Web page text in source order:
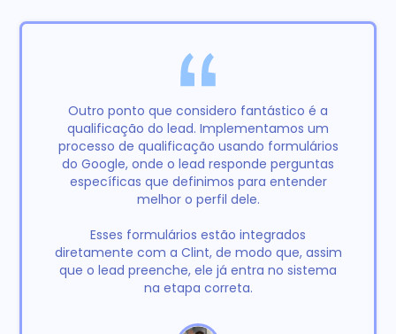
Outro ponto que considero fantástico é a
qualificação do lead. Implementamos um
processo de qualificação usando formulários
do Google, onde o lead responde perguntas
específicas que definimos para entender
melhor o perfil dele.
Esses formulários estão integrados
diretamente com a Clint, de modo que, assim
que o lead preenche, ele já entra no sistema
na etapa correta.